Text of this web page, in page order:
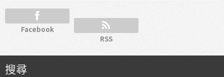
Facebook
RSS
搜尋